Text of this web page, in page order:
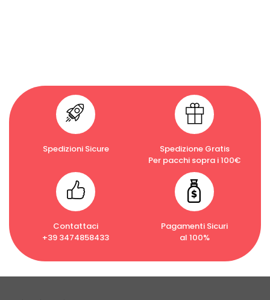
Spedizioni Sicure
Spedizione Gratis
Per pacchi sopra i 100€
Contattaci
+39 3474858433
Pagamenti Sicuri
al 100%